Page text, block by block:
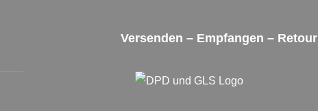
Versenden – Empfangen –